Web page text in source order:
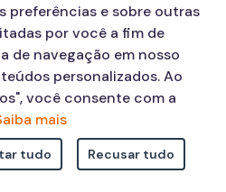
500 mil cestas entregues a
os locais para doações
arrecadados nos
Cidade Solidária
da Prefeitura recebe 59
Associação Paulista de
preferências e sobre outras
por você a fim de
de navegação em nosso
personalizados. Ao
você consente com a
mais
tudo Recusar tudo